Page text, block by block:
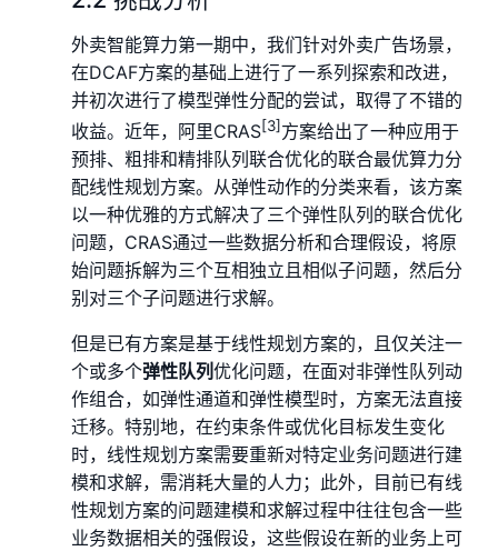
外卖智能算力第一期中，我们针对外卖广告场景，
在DCAF方案的基础上进行了一系列探索和改进，
并初次进行了模型弹性分配的尝试，取得了不错的
收益。近年，阿里CRAS[3] 方案给出了一种应用于
预排、粗排和精排队列联合优化的联合最优算力分
配线性规划方案。从弹性动作的分类来看，该方案
以一种优雅的方式解决了三个弹性队列的联合优化
问题，CRAS通过一些数据分析和合理假设，将原
始问题拆解为三个互相独立且相似子问题，然后分
别对三个子问题进行求解。
但是已有方案是基于线性规划方案的，且仅关注一
个或多个弹性队列优化问题，在面对非弹性队列动
作组合，如弹性通道和弹性模型时，方案无法直接
迁移。特别地，在约束条件或优化目标发生变化
时，线性规划方案需要重新对特定业务问题进行建
模和求解，需消耗大量的人力；此外，目前已有线
性规划方案的问题建模和求解过程中往往包含一些
业务数据相关的强假设，这些假设在新的业务上可